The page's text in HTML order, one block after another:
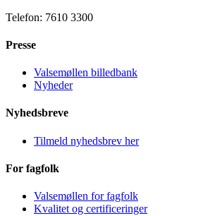
Telefon: 7610 3300
Presse
Valsemøllen billedbank
Nyheder
Nyhedsbreve
Tilmeld nyhedsbrev her
For fagfolk
Valsemøllen for fagfolk
Kvalitet og certificeringer